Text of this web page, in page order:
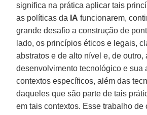
significa na prática aplicar tais
as políticas da IA funcionarem,
grande desafio a construção de
lado, os princípios éticos e legais,
abstratos e de alto nível e, de outro,
desenvolvimento tecnológico e sua
contextos específicos, além das
daqueles que são parte de tais
em tais contextos. Esse trabalho de